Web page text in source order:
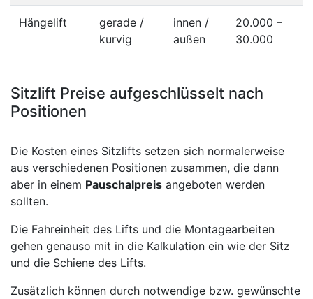
Hängelift
gerade /
kurvig
innen /
außen
20.000 –
30.000
Sitzlift Preise aufgeschlüsselt nach
Positionen
Die Kosten eines Sitzlifts setzen sich normalerweise
aus verschiedenen Positionen zusammen, die dann
aber in einem Pauschalpreis angeboten werden
sollten.
Die Fahreinheit des Lifts und die Montagearbeiten
gehen genauso mit in die Kalkulation ein wie der Sitz
und die Schiene des Lifts.
Zusätzlich können durch notwendige bzw. gewünschte